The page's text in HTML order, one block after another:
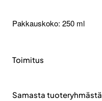
Pakkauskoko: 250 ml
Toimitus
Samasta tuoteryhmästä